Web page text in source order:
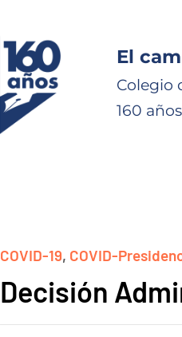
El
Colegio
160
COVID-19, COVID-
Decisión